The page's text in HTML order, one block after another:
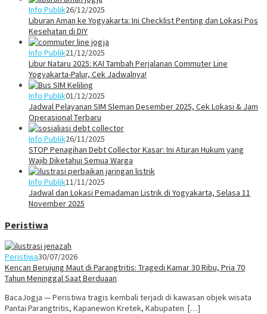
Info Publik26/12/2025
Liburan Aman ke Yogyakarta: Ini Checklist Penting dan Lokasi Pos
Kesehatan di DIY
Info Publik21/12/2025
Libur Nataru 2025: KAI Tambah Perjalanan Commuter Line
Yogyakarta-Palur, Cek Jadwalnya!
Info Publik01/12/2025
Jadwal Pelayanan SIM Sleman Desember 2025, Cek Lokasi & Jam
Operasional Terbaru
Info Publik26/11/2025
STOP Penagihan Debt Collector Kasar: Ini Aturan Hukum yang
Wajib Diketahui Semua Warga
Info Publik11/11/2025
Jadwal dan Lokasi Pemadaman Listrik di Yogyakarta, Selasa 11
November 2025
Peristiwa
Peristiwa30/07/2026
Kencan Berujung Maut di Parangtritis: Tragedi Kamar 30 Ribu, Pria 70
Tahun Meninggal Saat Berduaan
BacaJogja — Peristiwa tragis kembali terjadi di kawasan objek wisata
Pantai Parangtritis, Kapanewon Kretek, Kabupaten […]